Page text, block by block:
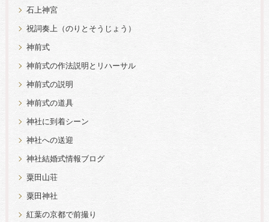
石上神宮
祝詞奏上（のりとそうじょう）
神前式
神前式の作法説明とリハーサル
神前式の説明
神前式の道具
神社に到着シーン
神社への送迎
神社結婚式情報ブログ
粟田山荘
粟田神社
紅葉の京都で前撮り